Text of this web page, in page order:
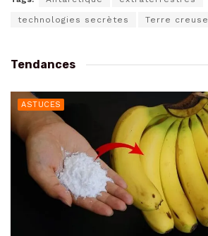
technologies secrètes Terre creuse
Tendances
ASTUCES